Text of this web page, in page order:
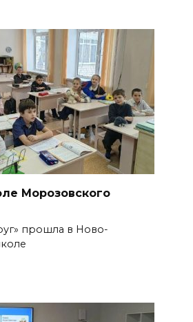
Морозовского
прошла в Ново-